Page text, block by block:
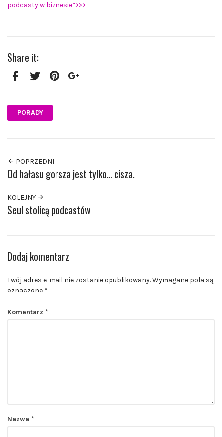
podcasty w biznesie”>>>
Share it:
PORADY
POPRZEDNI
Od hałasu gorsza jest tylko… cisza.
KOLEJNY
Seul stolicą podcastów
Dodaj komentarz
Twój adres e-mail nie zostanie opublikowany.Wymagane pola są
oznaczone *
Komentarz *
Nazwa *